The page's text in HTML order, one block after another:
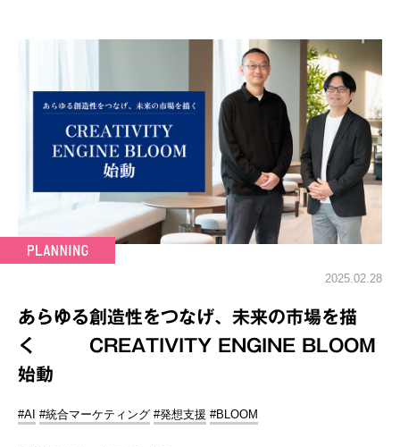
2025.02.28
あらゆる創造性をつなげ、未来の市場を描
く CREATIVITY ENGINE BLOOM
始動
#AI #統合マーケティング #発想支援 #BLOOM